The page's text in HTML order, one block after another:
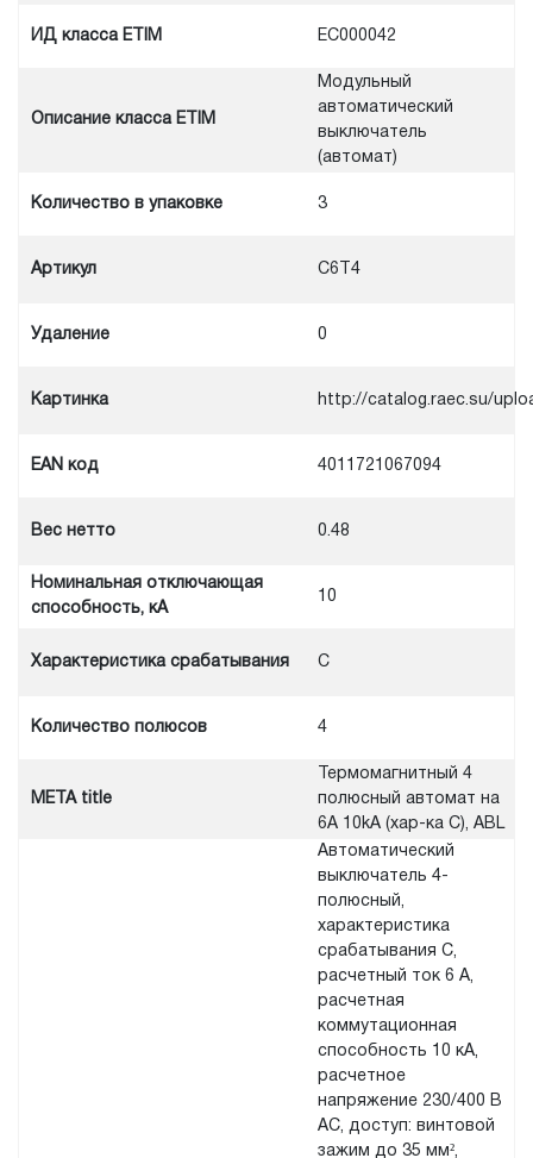
ИД класса ETIM EC000042
Описание класса ETIM
Модульный
автоматический
выключатель
(автомат)
Количество в упаковке 3
Артикул C6T4
Удаление 0
Картинка http://catalog.raec.su/
EAN код 4011721067094
Вес нетто 0.48
Номинальная отключающая
способность, кА
10
Характеристика срабатывания C
Количество полюсов 4
META title
Термомагнитный 4
полюсный автомат на
6A 10kA (хар-ка C), ABL
Автоматический
выключатель 4-
полюсный,
характеристика
срабатывания C,
расчетный ток 6 А,
расчетная
коммутационная
способность 10 кА,
расчетное
напряжение 230/400 В
AC, доступ: винтовой
зажим до 35 мм²,